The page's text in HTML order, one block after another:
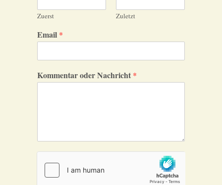
Zuerst Zuletzt
Email *
Kommentar oder Nachricht *